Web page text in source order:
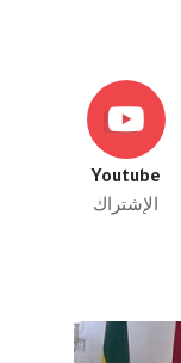
Youtube
الإشتراك